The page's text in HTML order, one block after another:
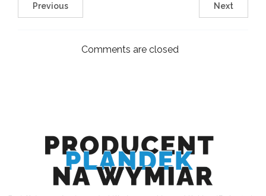
Previous Next
Comments are closed